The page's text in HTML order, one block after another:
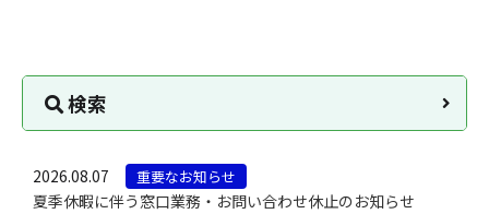
検索
2026.08.07 重要なお知らせ
夏季休暇に伴う窓口業務・お問い合わせ休止のお知らせ